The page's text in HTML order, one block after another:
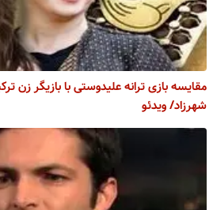
مقایسه بازی ترانه علیدوستی با بازیگر زن
شهرزاد/ ویدئو